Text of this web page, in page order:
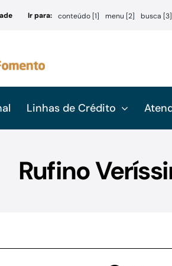
Ir para: conteúdo [1] menu [2] busca [3]
Linhas de Crédito
Rufino